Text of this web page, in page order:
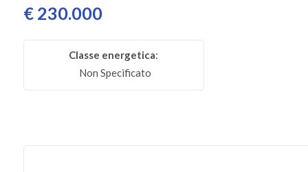
€ 230.000
Classe energetica:
Non Specificato
Residenziali